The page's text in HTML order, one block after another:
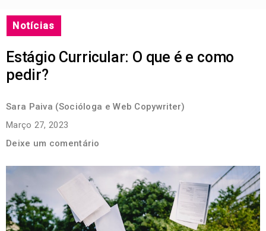
Notícias
Estágio Curricular: O que é e como
pedir?
Sara Paiva (Socióloga e Web Copywriter)
Março 27, 2023
Deixe um comentário